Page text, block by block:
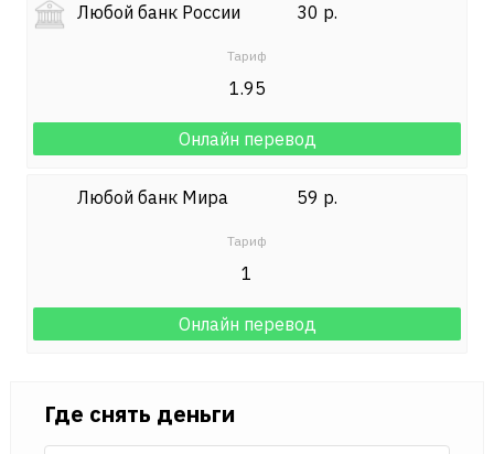
Любой банк России 30 р.
1.95
Онлайн перевод
Любой банк Мира 59 р.
1
Онлайн перевод
Где снять деньги